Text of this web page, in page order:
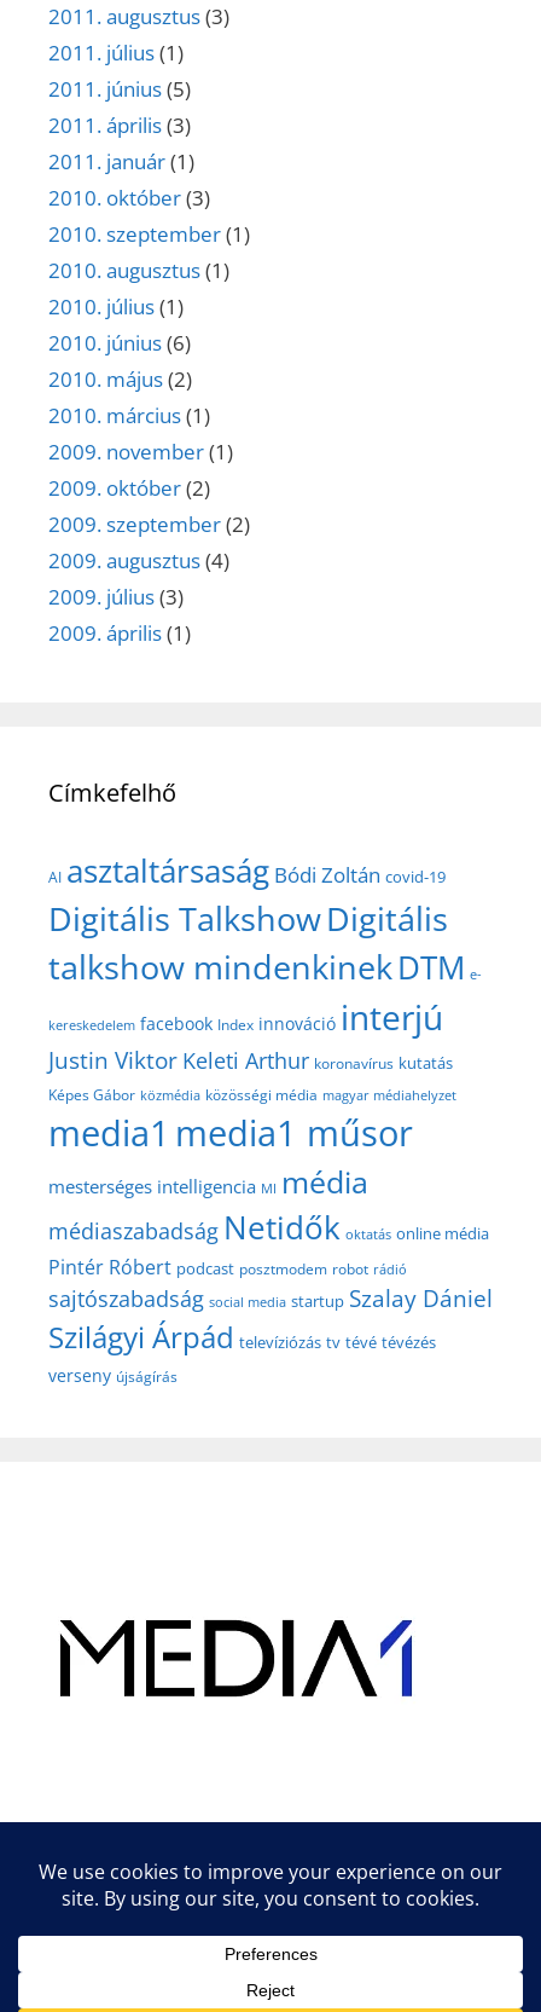
2011. augusztus(3)
2011. július(1)
2011. június(5)
2011. április(3)
2011. január(1)
2010. október(3)
2010. szeptember(1)
2010. augusztus(1)
2010. július(1)
2010. június(6)
2010. május(2)
2010. március(1)
2009. november(1)
2009. október(2)
2009. szeptember(2)
2009. augusztus(4)
2009. július(3)
2009. április(1)
Címkefelhő
AI asztaltársaság Bódi Zoltán covid-19
Digitális TalkshowDigitális
talkshow mindenkinekDTM e-
kereskedelem facebook Index innováció interjú
Justin Viktor Keleti Arthur koronavírus kutatás
Képes Gábor közmédia közösségi média magyar médiahelyzet
media1 media1 műsor
mesterséges intelligencia MI média
médiaszabadság Netidők oktatás online média
Pintér Róbert podcast posztmodem robot rádió
sajtószabadság social media startup Szalay Dániel
Szilágyi Árpád televíziózás tv tévé tévézés
verseny újságírás
Lifestyle tippek & trükkök